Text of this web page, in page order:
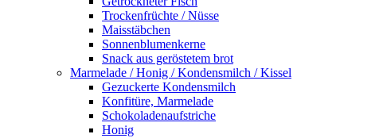
Trockenfrüchte / Nüsse
Maisstäbchen
Sonnenblumenkerne
Snack aus geröstetem brot
Marmelade / Honig / Kondensmilch / Kissel
Gezuckerte Kondensmilch
Konfitüre, Marmelade
Schokoladenaufstriche
Honig